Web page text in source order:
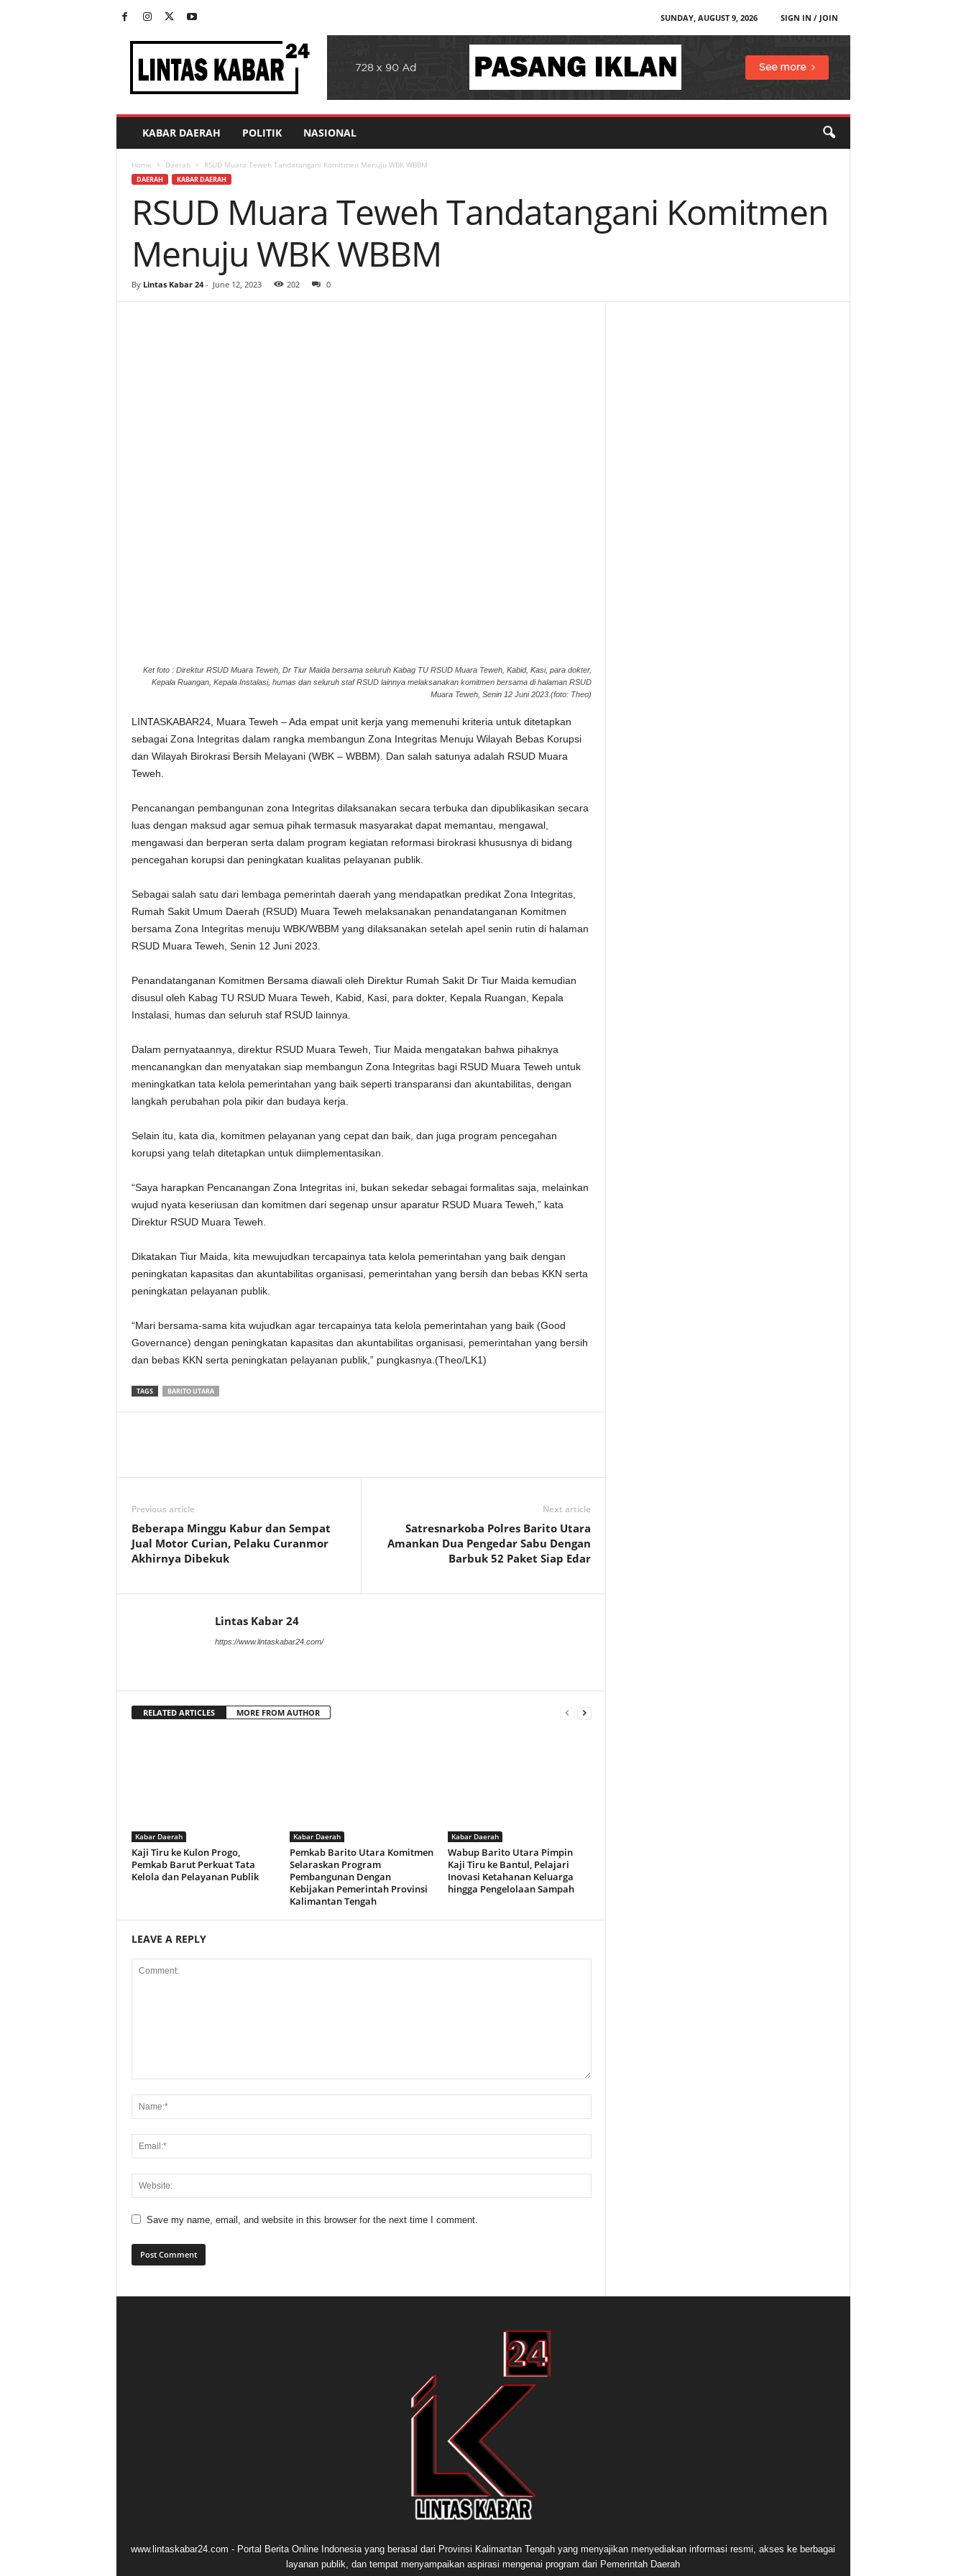
SUNDAY, AUGUST 9, 2026
SIGN IN / JOIN
KABAR DAERAH POLITIK NASIONAL
Home Daerah RSUD Muara Teweh Tandatangani Komitmen Menuju WBK WBBM
DAERAH KABAR DAERAH
RSUD Muara Teweh Tandatangani Komitmen
Menuju WBK WBBM
By Lintas Kabar 24- June 12, 2023 202 0
Ket foto : Direktur RSUD Muara Teweh, Dr Tiur Maida bersama seluruh Kabag TU RSUD Muara Teweh, Kabid, Kasi, para dokter,
Kepala Ruangan, Kepala Instalasi, humas dan seluruh staf RSUD lainnya melaksanakan komitmen bersama di halaman RSUD
Muara Teweh, Senin 12 Juni 2023.(foto: Theo)
LINTASKABAR24, Muara Teweh – Ada empat unit kerja yang memenuhi kriteria untuk ditetapkan
sebagai Zona Integritas dalam rangka membangun Zona Integritas Menuju Wilayah Bebas Korupsi
dan Wilayah Birokrasi Bersih Melayani (WBK – WBBM). Dan salah satunya adalah RSUD Muara
Teweh.
Pencanangan pembangunan zona Integritas dilaksanakan secara terbuka dan dipublikasikan secara
luas dengan maksud agar semua pihak termasuk masyarakat dapat memantau, mengawal,
mengawasi dan berperan serta dalam program kegiatan reformasi birokrasi khususnya di bidang
pencegahan korupsi dan peningkatan kualitas pelayanan publik.
Sebagai salah satu dari lembaga pemerintah daerah yang mendapatkan predikat Zona Integritas,
Rumah Sakit Umum Daerah (RSUD) Muara Teweh melaksanakan penandatanganan Komitmen
bersama Zona Integritas menuju WBK/WBBM yang dilaksanakan setelah apel senin rutin di halaman
RSUD Muara Teweh, Senin 12 Juni 2023.
Penandatanganan Komitmen Bersama diawali oleh Direktur Rumah Sakit Dr Tiur Maida kemudian
disusul oleh Kabag TU RSUD Muara Teweh, Kabid, Kasi, para dokter, Kepala Ruangan, Kepala
Instalasi, humas dan seluruh staf RSUD lainnya.
Dalam pernyataannya, direktur RSUD Muara Teweh, Tiur Maida mengatakan bahwa pihaknya
mencanangkan dan menyatakan siap membangun Zona Integritas bagi RSUD Muara Teweh untuk
meningkatkan tata kelola pemerintahan yang baik seperti transparansi dan akuntabilitas, dengan
langkah perubahan pola pikir dan budaya kerja.
Selain itu, kata dia, komitmen pelayanan yang cepat dan baik, dan juga program pencegahan
korupsi yang telah ditetapkan untuk diimplementasikan.
“Saya harapkan Pencanangan Zona Integritas ini, bukan sekedar sebagai formalitas saja, melainkan
wujud nyata keseriusan dan komitmen dari segenap unsur aparatur RSUD Muara Teweh,” kata
Direktur RSUD Muara Teweh.
Dikatakan Tiur Maida, kita mewujudkan tercapainya tata kelola pemerintahan yang baik dengan
peningkatan kapasitas dan akuntabilitas organisasi, pemerintahan yang bersih dan bebas KKN serta
peningkatan pelayanan publik.
“Mari bersama-sama kita wujudkan agar tercapainya tata kelola pemerintahan yang baik (Good
Governance) dengan peningkatan kapasitas dan akuntabilitas organisasi, pemerintahan yang bersih
dan bebas KKN serta peningkatan pelayanan publik,” pungkasnya.(Theo/LK1)
TAGS BARITO UTARA
Previous article
Beberapa Minggu Kabur dan Sempat
Jual Motor Curian, Pelaku Curanmor
Akhirnya Dibekuk
Next article
Satresnarkoba Polres Barito Utara
Amankan Dua Pengedar Sabu Dengan
Barbuk 52 Paket Siap Edar
Lintas Kabar 24
https://www.lintaskabar24.com/
RELATED ARTICLES MORE FROM AUTHOR
Kabar Daerah
Kaji Tiru ke Kulon Progo,
Pemkab Barut Perkuat Tata
Kelola dan Pelayanan Publik
Kabar Daerah
Pemkab Barito Utara Komitmen
Selaraskan Program
Pembangunan Dengan
Kebijakan Pemerintah Provinsi
Kalimantan Tengah
Kabar Daerah
Wabup Barito Utara Pimpin
Kaji Tiru ke Bantul, Pelajari
Inovasi Ketahanan Keluarga
hingga Pengelolaan Sampah
LEAVE A REPLY
Save my name, email, and website in this browser for the next time I comment.
www.lintaskabar24.com - Portal Berita Online Indonesia yang berasal dari Provinsi Kalimantan Tengah yang menyajikan menyediakan informasi resmi, akses ke berbagai
layanan publik, dan tempat menyampaikan aspirasi mengenai program dari Pemerintah Daerah